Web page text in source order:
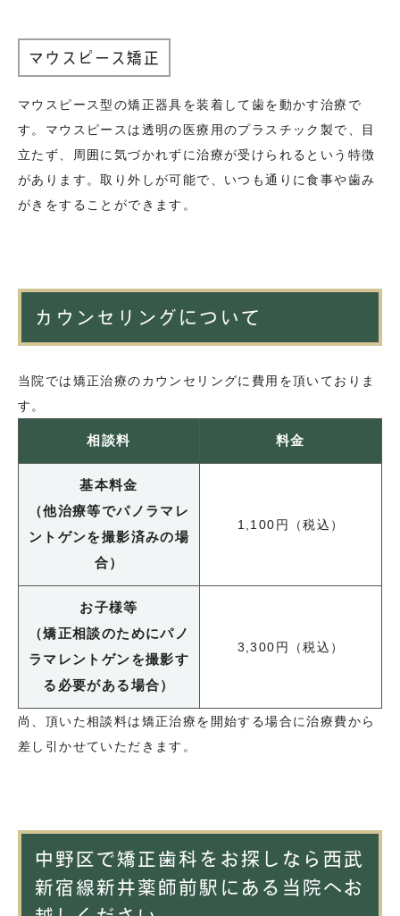
マウスピース矯正
マウスピース型の矯正器具を装着して歯を動かす治療で
す。マウスピースは透明の医療用のプラスチック製で、目
立たず、周囲に気づかれずに治療が受けられるという特徴
があります。取り外しが可能で、いつも通りに食事や歯み
がきをすることができます。
カウンセリングについて
当院では矯正治療のカウンセリングに費用を頂いておりま
す。
相談料 料金
基本料金
（他治療等でパノラマレ
ントゲンを撮影済みの場
合）
1,100円（税込）
お子様等
（矯正相談のためにパノ
ラマレントゲンを撮影す
る必要がある場合）
3,300円（税込）
尚、頂いた相談料は矯正治療を開始する場合に治療費から
差し引かせていただきます。
中野区で矯正歯科をお探しなら西武
新宿線新井薬師前駅にある当院へお